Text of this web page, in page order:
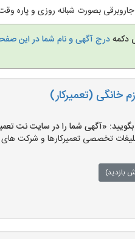
بصورت شبانه روزی و پاره
دکمهدرج آگهی و نام شما در این
خانگی (تعمیرکار)
«آگهی شما را در سایت نت تعمیر دیده ام و کد
تخصصی تعمیرکارها و شرکت های
بازدید)